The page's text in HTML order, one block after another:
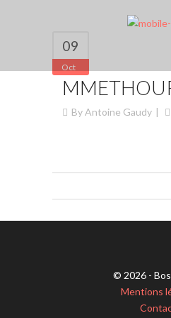
09
Oct
ByAntoine Gaudy
© 2026 -
Mentions